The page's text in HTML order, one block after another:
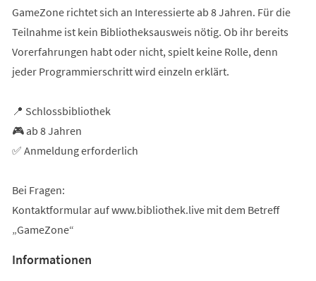
GameZone richtet sich an Interessierte ab 8 Jahren. Für die
Teilnahme ist kein Bibliotheksausweis nötig. Ob ihr bereits
Vorerfahrungen habt oder nicht, spielt keine Rolle, denn
jeder Programmierschritt wird einzeln erklärt.
📍 Schlossbibliothek
🎮 ab 8 Jahren
✅ Anmeldung erforderlich
Bei Fragen:
Kontaktformular auf www.bibliothek.live mit dem Betreff
„GameZone“
Informationen